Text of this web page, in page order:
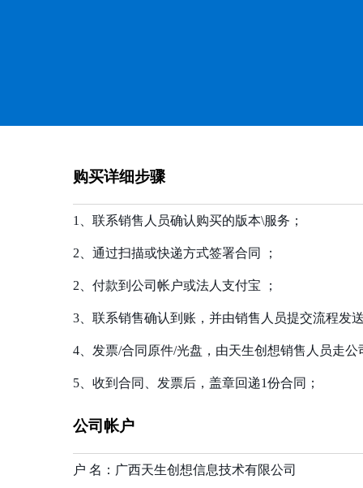
购买详细步骤
1、联系销售人员确认购买的版本\服务；
2、通过扫描或快递方式签署合同 ；
2、付款到公司帐户或法人支付宝 ；
3、联系销售确认到账，并由销售人员提交流程发
4、发票/合同原件/光盘，由天生创想销售人员走
5、收到合同、发票后，盖章回递1份合同；
公司帐户
户 名：广西天生创想信息技术有限公司